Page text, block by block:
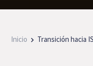
Inicio Transición hacia